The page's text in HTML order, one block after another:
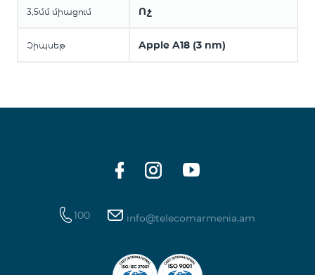
3,5մմ միացում Ոչ
Չիպսեթ Apple A18 (3 nm)
100 info@telecomarmenia.am